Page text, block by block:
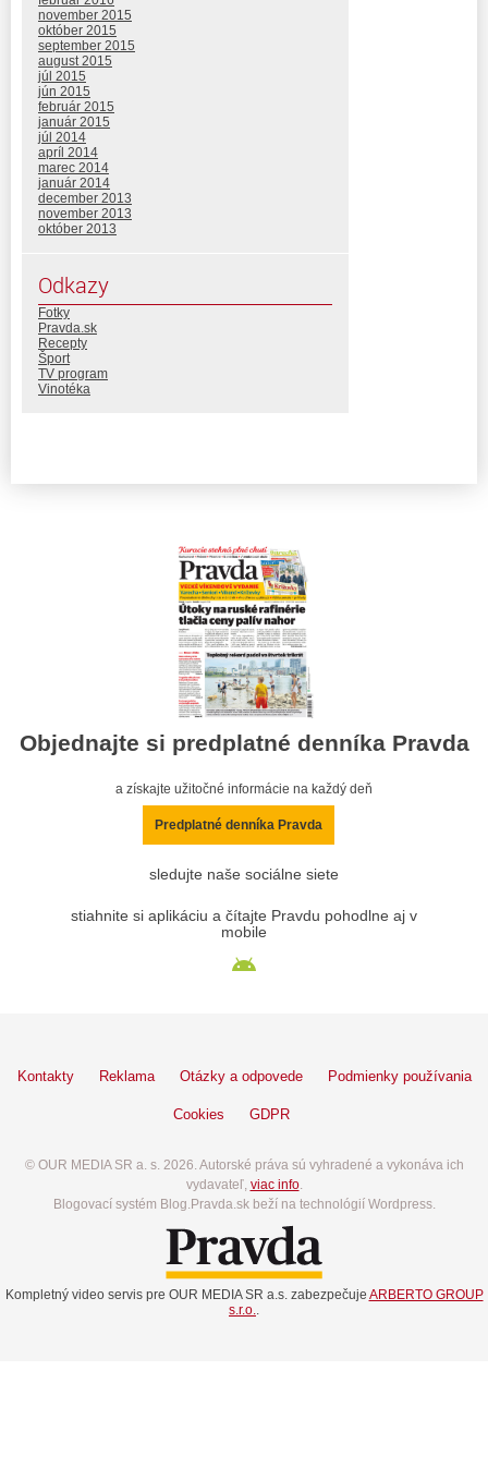
november 2015
október 2015
september 2015
august 2015
júl 2015
jún 2015
február 2015
január 2015
júl 2014
apríl 2014
marec 2014
január 2014
december 2013
november 2013
október 2013
Odkazy
Fotky
Pravda.sk
Recepty
Šport
TV program
Vinotéka
Objednajte si predplatné denníka Pravda
a získajte užitočné informácie na každý deň
Predplatné denníka Pravda
sledujte naše sociálne siete
stiahnite si aplikáciu a čítajte Pravdu pohodlne aj v
mobile
Kontakty Reklama Otázky a odpovede Podmienky používania
Cookies GDPR
© OUR MEDIA SR a. s. 2026. Autorské práva sú vyhradené a vykonáva ich
vydavateľ, viac info.
Blogovací systém Blog.Pravda.sk beží na technológií Wordpress.
Kompletný video servis pre OUR MEDIA SR a.s. zabezpečuje ARBERTO GROUP
s.r.o..